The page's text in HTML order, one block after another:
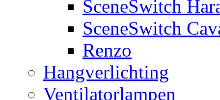
SceneSwitch
SceneSwitch
Renzo
Hangverlichting
Ventilatorlampen